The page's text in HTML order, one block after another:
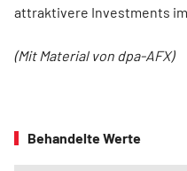
attraktivere Investments im
(Mit Material von dpa-AFX)
Behandelte Werte